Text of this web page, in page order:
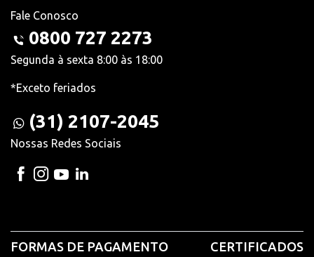
Fale Conosco
0800 727 2273
Segunda à sexta 8:00 às 18:00
*Exceto feriados
(31) 2107-2045
Nossas Redes Sociais
FORMAS DE PAGAMENTO CERTIFICADOS